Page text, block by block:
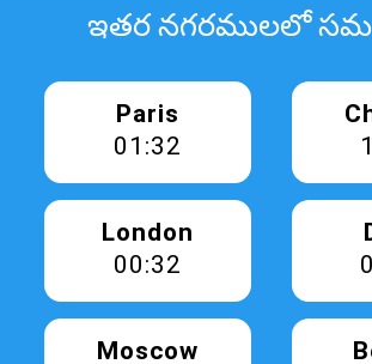
ఇతర నగరములలో
Paris
01:32
London
00:32
Moscow